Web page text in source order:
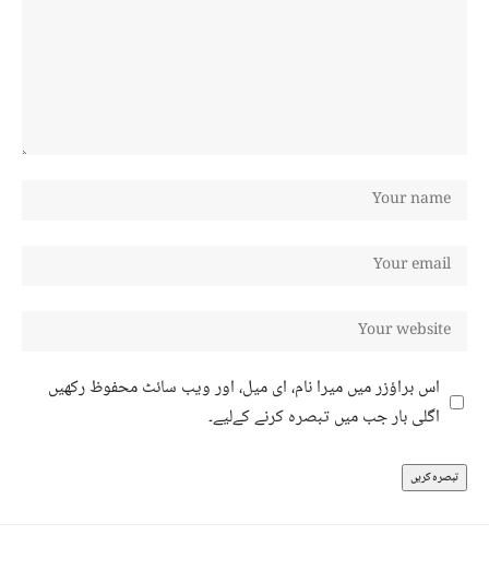
اس براؤزر میں میرا نام، ای میل، اور ویب سائٹ محفوظ رکھیں
اگلی بار جب میں تبصرہ کرنے کےلیے۔